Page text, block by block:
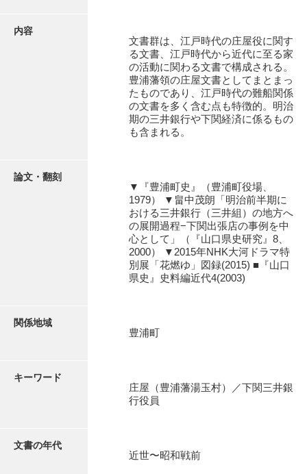
飯田家文書（福岡県）
池田邦夫所蔵文書
石田家文書（徳山市）
石田家文書（山口市）
市川家文書(千葉県)
厳島神社祭礼堅田中組水上会講文書
内容
文書群は、江戸時代の庄屋役に関す
る文書、江戸時代から近代に至る家
の活動に関わる文書で構成される。
豊浦藩領の庄屋文書としてまとまっ
たものであり、江戸時代の難船関係
の文書を多く含む点も特徴的。明治
期の三井銀行や下関経済に係るもの
も含まれる。
論文・翻刻
▼『豊浦町史』（豊浦町役場、
1979） ▼畠中茂朗「明治前半期に
おける三井銀行（三井組）の地方へ
の展開過程−下関出張店の事例を中
心として」（『山口県史研究』8、
2000） ▼2015年NHK大河ドラマ特
別展「花燃ゆ」図録(2015) ■『山口
県史』史料編近代4(2003)
関係地域
豊浦町
キーワード
庄屋（豊浦藩湯玉村）／下関三井銀
行役員
文書の年代
近世〜昭和戦前